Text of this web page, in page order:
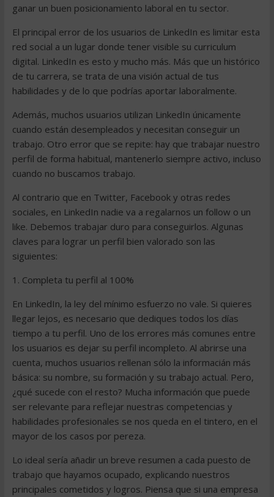
ganar un buen posicionamiento laboral en tu sector.
El principal error de los usuarios de LinkedIn es limitar esta
red social a un lugar donde tener visible su curriculum
digital. LinkedIn es esto y mucho más. Más que un histórico
de tu carrera, se trata de una visión actual de tus
habilidades y de lo que podrías aportar laboralmente.
Además, muchos usuarios utilizan LinkedIn únicamente
cuando están desempleados y necesitan conseguir un
trabajo. Otro error que se repite: hay que trabajar nuestro
perfil de forma habitual, mantenerlo siempre activo, incluso
cuando no buscamos trabajo.
Al contrario que en Twitter, Facebook y otras redes
sociales, en LinkedIn nadie va a regalarnos un follow o un
like. Debemos trabajar duro para conseguirlos. Algunas
claves para lograr un perfil bien valorado son las
siguientes:
1. Completa tu perfil al 100%
En LinkedIn, la ley del mínimo esfuerzo no vale. Si quieres
llegar lejos, es necesario que dediques todos los días
tiempo a tu perfil. Uno de los errores más comunes entre
los usuarios es dejar su perfil incompleto. Al abrirse una
cuenta, muchos usuarios rellenan sólo la informacián más
básica: su nombre, su formación y su trabajo actual. Pero,
¿qué sucede con el resto? Mucha información que puede
ser relevante para reflejar nuestras competencias y
habilidades profesionales se nos queda en el tintero, en el
mayor de los casos por pereza.
Lo ideal sería añadir un breve resumen a cada puesto de
trabajo que hayamos ocupado, explicando nuestros
principales cometidos y logros. Piensa que si una empresa